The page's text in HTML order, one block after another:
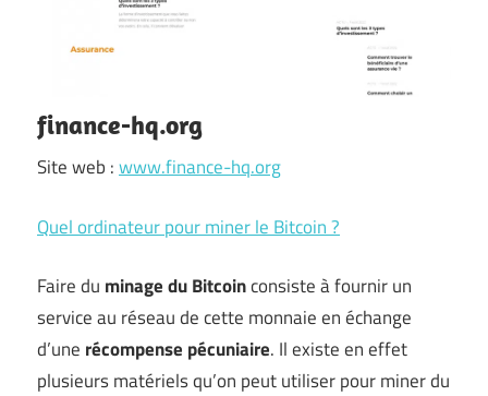
finance-hq.org
Site web :www.finance-hq.org
Quel ordinateur pour miner le Bitcoin ?
Faire du minage du Bitcoinconsiste à fournir un
service au réseau de cette monnaie en échange
d’une récompense pécuniaire. Il existe en effet
plusieurs matériels qu’on peut utiliser pour miner du